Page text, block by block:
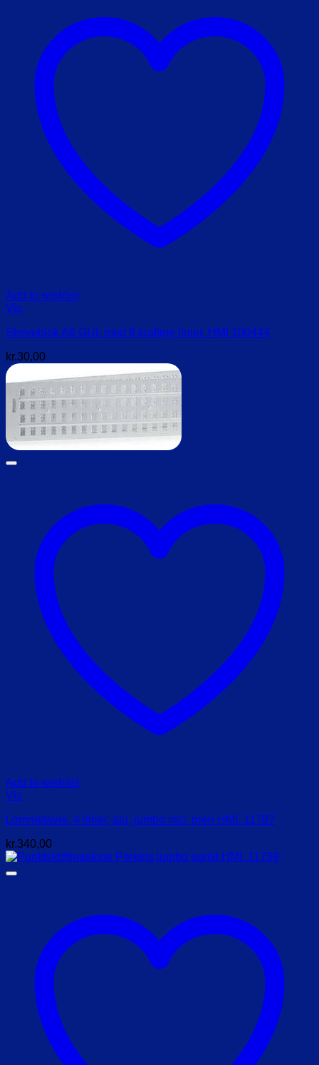
Add to wishlist
Vis
Skriveblok A6 GUL med 9 kraftige linier. HMI 100444
kr.30,00
Add to wishlist
Vis
Lommetavle, 4 linier, alu, jumbo incl. pren HMI. 11787
kr.340,00